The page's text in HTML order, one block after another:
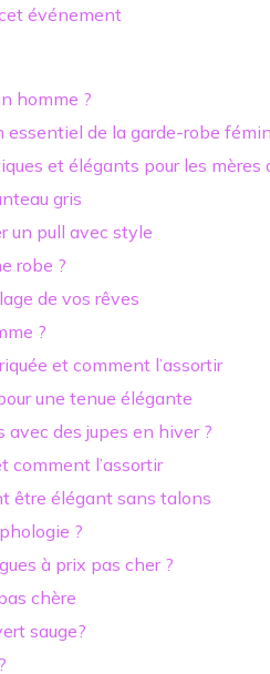
événement
homme ?
essentiel de la garde-robe
et élégants pour les mères
gris
un pull avec style
robe ?
de vos rêves
?
et comment l’assortir
une tenue élégante
avec des jupes en hiver ?
comment l’assortir
être élégant sans talons
?
à prix pas cher ?
chère
sauge?